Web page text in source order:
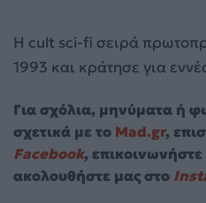
Η cult sci-fi σειρά
1993 και κράτησε για
Για σχόλια, μηνύματα ή
σχετικά με το Mad.gr,
Facebook,
ακολουθήστε μας στο